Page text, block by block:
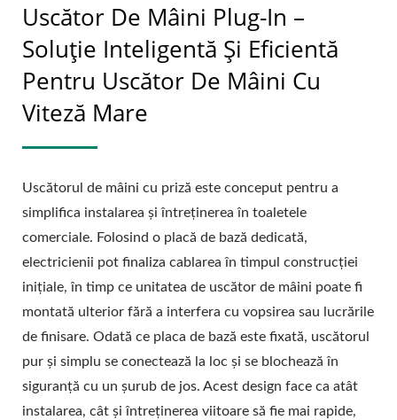
Uscător De Mâini Plug-In –
Soluție Inteligentă Și Eficientă
Pentru Uscător De Mâini Cu
Viteză Mare
Uscătorul de mâini cu priză este conceput pentru a
simplifica instalarea și întreținerea în toaletele
comerciale. Folosind o placă de bază dedicată,
electricienii pot finaliza cablarea în timpul construcției
inițiale, în timp ce unitatea de uscător de mâini poate fi
montată ulterior fără a interfera cu vopsirea sau lucrările
de finisare. Odată ce placa de bază este fixată, uscătorul
pur și simplu se conectează la loc și se blochează în
siguranță cu un șurub de jos. Acest design face ca atât
instalarea, cât și întreținerea viitoare să fie mai rapide,